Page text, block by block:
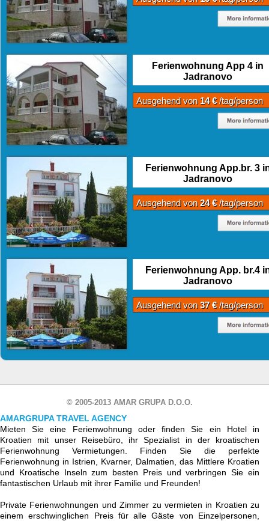
Ferienwohnung App 4 in
Jadranovo
Ausgehend von 14 €/tag/person
Ferienwohnung App.br. 3
Jadranovo
Ausgehend von24 €/tag/person
Ferienwohnung App. br.4
Jadranovo
Ausgehend von37 €/tag/person
© 2005-2013 AMAR GRUPA D.O.O.
AMARGRUPA TRAVEL AGENCY
Mieten Sie eine Ferienwohnung oder finden Sie ein Hotel in
Kroatien mit unser Reisebüro, ihr Spezialist in der kroatischen
Ferienwohnung Vermietungen. Finden Sie die perfekte
Ferienwohnung in Istrien, Kvarner, Dalmatien, das Mittlere Kroatien
und Kroatische Inseln zum besten Preis und verbringen Sie ein
fantastischen Urlaub mit ihrer Familie und Freunden!
Private Ferienwohnungen und Zimmer zu vermieten in Kroatien zu
einem erschwinglichen Preis für alle Gäste von Einzelpersonen,